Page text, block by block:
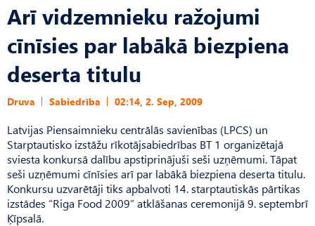
Arī vidzemnieku ražojumi
cīnīsies par labākā biezpiena
deserta titulu
Druva Sabiedrība 02:14, 2. Sep, 2009
Latvijas Piensaimnieku centrālās savienības (LPCS) un
Starptautisko izstāžu rīkotājsabiedrības BT 1 organizētajā
sviesta konkursā dalību apstiprinājuši seši uzņēmumi. Tāpat
seši uzņēmumi cīnīsies arī par labākā biezpiena deserta titulu.
Konkursu uzvarētāji tiks apbalvoti 14. starptautiskās pārtikas
izstādes “Riga Food 2009” atklāšanas ceremonijā 9. septembrī
Ķīpsalā.